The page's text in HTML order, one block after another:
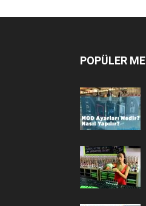
POPÜLER